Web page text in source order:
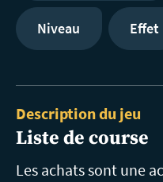
Niveau Effet
Description du jeu
Liste de course
Les achats sont une